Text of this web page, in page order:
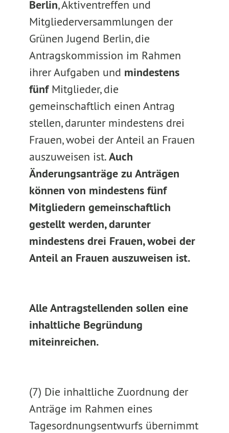
Berlin, Aktiventreffen und
Mitgliederversammlungen der
Grünen Jugend Berlin, die
Antragskommission im Rahmen
ihrer Aufgaben und mindestens
fünfMitglieder, die
gemeinschaftlich einen Antrag
stellen, darunter mindestens drei
Frauen, wobei der Anteil an Frauen
auszuweisen ist.Auch
Änderungsanträge zu Anträgen
können von mindestens fünf
Mitgliedern gemeinschaftlich
gestellt werden, darunter
mindestens drei Frauen, wobei der
Anteil an Frauen auszuweisen ist.
Alle Antragstellenden sollen eine
inhaltliche Begründung
miteinreichen.
(7) Die inhaltliche Zuordnung der
Anträge im Rahmen eines
Tagesordnungsentwurfs übernimmt